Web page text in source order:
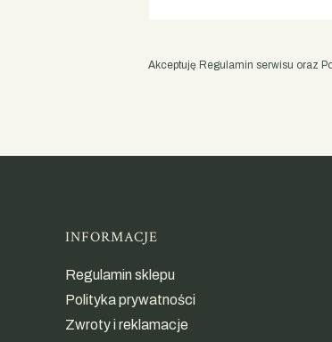
Akceptuję Regulamin serwisu oraz
Linki w stopce
INFORMACJE
Regulamin sklepu
Polityka prywatności
Zwroty i reklamacje